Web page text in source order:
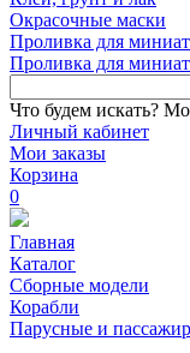
Окрасочные маски
Проливка для
Проливка для
Что будем искать?
Личный кабинет
Мои заказы
Корзина
0
Главная
Каталог
Сборные модели
Корабли
Парусные и